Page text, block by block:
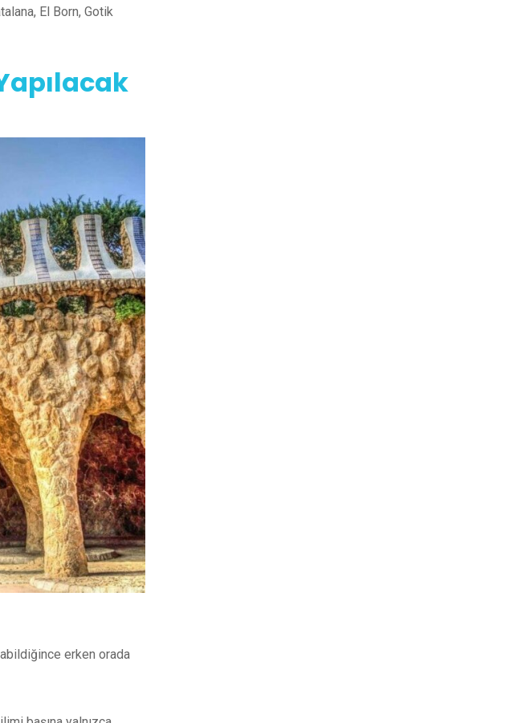
El Born, Gotik
erken orada